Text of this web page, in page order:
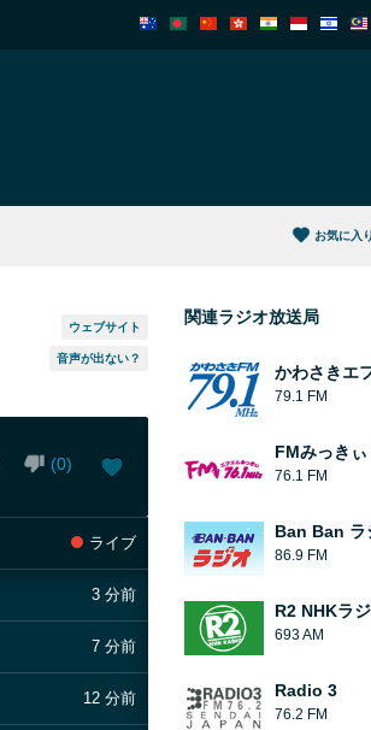
お気に入り
ウェブサイト
音声が出ない？
(0)
ライブ
3 分前
7 分前
12 分前
関連ラジオ放送局
かわさきエ
79.1 FM
FMみっきぃ
76.1 FM
Ban Ban ラ
86.9 FM
R2 NHKラ
693 AM
Radio 3
76.2 FM